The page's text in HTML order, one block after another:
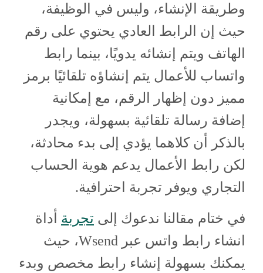
وطريقة الإنشاء، وليس في الوظيفة،
حيث إن الرابط العادي يحتوي على رقم
الهاتف ويتم إنشائه يدويًا، بينما رابط
واتساب للأعمال يتم إنشاؤه تلقائيًا برمز
مميز دون إظهار الرقم، مع إمكانية
إضافة رسالة تلقائية بسهولة، ويجدر
بالذكر أن كلاهما يؤدي إلى بدء محادثة،
لكن رابط الأعمال يدعم هوية الحساب
التجاري ويوفر تجربة احترافية.
في ختام مقالنا ندعوك إلى تجربة أداة
انشاء رابط واتس عبر Wsend، حيث
يمكنك بسهولة إنشاء رابط مخصص وبدء